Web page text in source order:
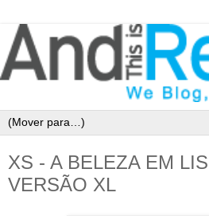
XS - A BELEZA EM
VERSÃO XL